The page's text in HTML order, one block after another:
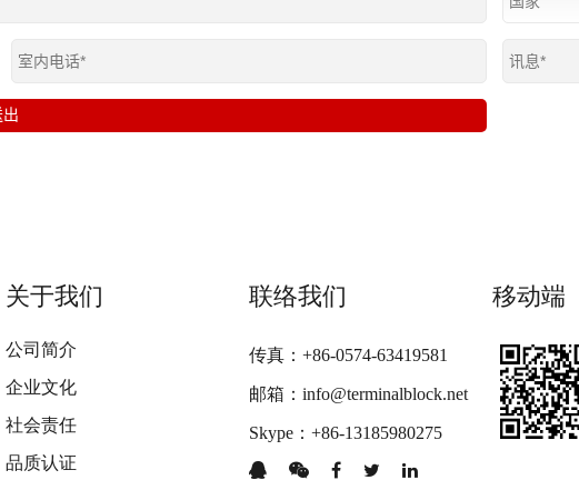
关于我们
公司简介
企业文化
社会责任
品质认证
联络我们
传真：+86-0574-63419581
邮箱：info@terminalblock.net
Skype：+86-13185980275
移动端